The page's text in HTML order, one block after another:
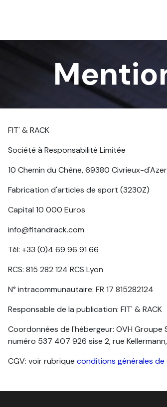
FIT' & RACK
Société à Responsabilité Limitée
10 Chemin du Chêne, 69380 Civrieux-
Fabrication d'articles de sport (3230Z)
Capital 10 000 Euros
info@fitandrack.com
Tél: +33 (0)4 69 96 91 66
RCS: 815 282 124 RCS Lyon
N° intracommunautaire: FR 17 815282124
Responsable de la publication: FIT' & RACK
Coordonnées de l'hébergeur: OVH Groupe
numéro 537 407 926 sise 2, rue
CGV: voir rubrique conditions générales de